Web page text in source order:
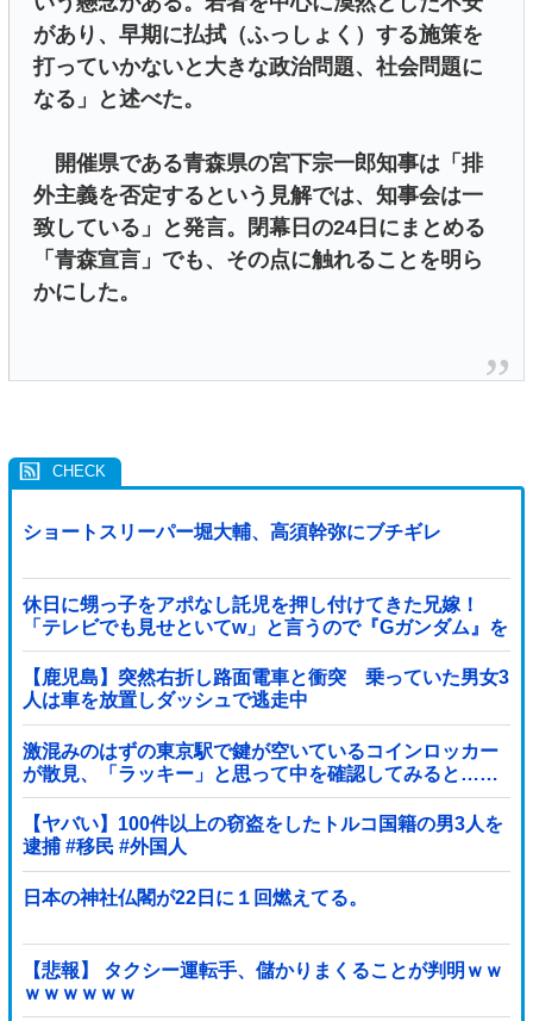
があり、早期に払拭（ふっしょく）する施策を
打っていかないと大きな政治問題、社会問題に
なる」と述べた。
開催県である青森県の宮下宗一郎知事は「排
外主義を否定するという見解では、知事会は一
致している」と発言。閉幕日の24日にまとめる
「青森宣言」でも、その点に触れることを明ら
かにした。
ショートスリーパー堀大輔、高須幹弥にブチギレ
休日に甥っ子をアポなし託児を押し付けてきた兄嫁！
「テレビでも見せといてw」と言うので『Gガンダム』を
一気見させた結果……甥っ子が重度の中二病を発症して
家で大暴れｗｗ
【鹿児島】突然右折し路面電車と衝突 乗っていた男女3
人は車を放置しダッシュで逃走中
激混みのはずの東京駅で鍵が空いているコインロッカー
が散見、「ラッキー」と思って中を確認してみると……
【ヤバい】100件以上の窃盗をしたトルコ国籍の男3人を
逮捕 #移民 #外国人
日本の神社仏閣が22日に１回燃えてる。
【悲報】 タクシー運転手、儲かりまくることが判明ｗｗ
ｗｗｗｗｗｗ